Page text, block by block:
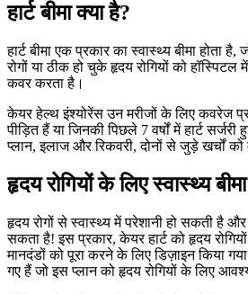
हार्ट बीमा क्या है?
हार्ट बीमा एक प्रकार का स्वास्थ्य बीमा होता है,
रोगों या ठीक हो चुके हृदय रोगियों को
कवर करता है।
केयर हेल्थ इंश्योरेंस उन मरीजों के लिए कवरेज
पीड़ित हैं या जिनकी पिछले 7 वर्षों में हार्ट
प्लान, इलाज और रिकवरी, दोनों से जुड़े खर्चों
हृदय रोगियों के लिए स्वास्थ्य
हृदय रोगों से स्वास्थ्य में परेशानी हो सकती है
सकता है! इस प्रकार, केयर हार्ट को हृदय
मानदंडों को पूरा करने के लिए डिज़ाइन किया
गए हैं जो इस प्लान को हृदय रोगियों के लिए